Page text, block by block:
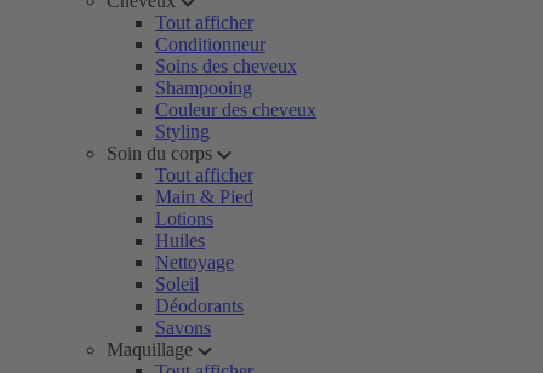
Tout afficher
Conditionneur
Soins des cheveux
Shampooing
Couleur des cheveux
Styling
Soin du corps
Tout afficher
Main & Pied
Lotions
Huiles
Nettoyage
Soleil
Déodorants
Savons
Maquillage